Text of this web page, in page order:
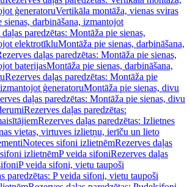
ģeneratoruVertikāla montāža, vienas sviras
sienas, darbināšana, izmantojot
paredzētas: Montāža pie sienas,
elektrotīkluMontāža pie sienas, darbināšana,
daļas paredzētas: Montāža pie sienas,
baterijasMontāža pie sienas, darbināšana,
Rezerves daļas paredzētas: Montāža pie
ģeneratoruMontāža pie sienas, divu
daļas paredzētas: Montāža pie sienas, divu
Rezerves daļas paredzētas:
Rezerves daļas paredzētas: Izlietnes
vietas, virtuves izlietņu, ierīču un lieto
Noteces sifoni izlietnēmRezerves daļas
izlietnēmP veida sifoniRezerves daļas
P veida sifoni, vietu taupoši
paredzētas: P veida sifoni, vietu taupoši